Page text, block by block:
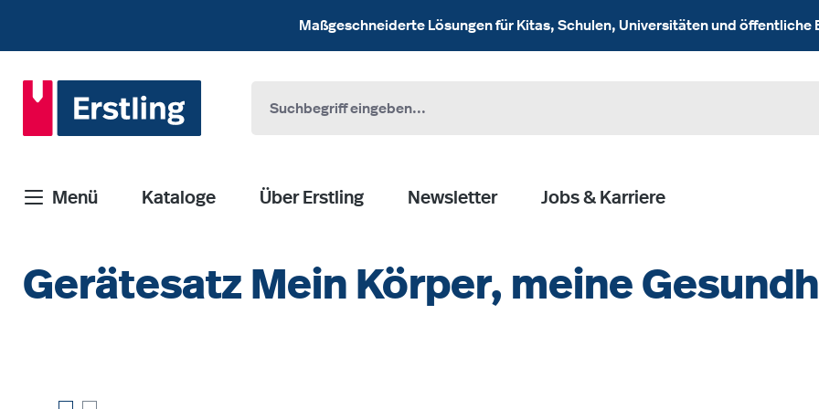
Maßgeschneiderte Lösungen für Kitas, Schulen, Universitäten und öffentliche
Menü Kataloge Über Erstling Newsletter Jobs & Karriere
Gerätesatz Mein Körper, meine